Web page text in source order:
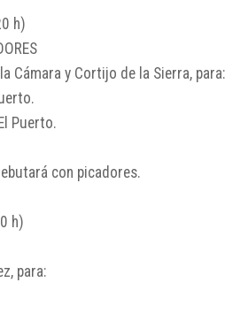
h)
Cámara y Cortijo de la Sierra, para:
Puerto.
con picadores.
h)
para: